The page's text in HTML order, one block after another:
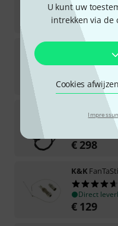
U kunt uw
intrekken via de
Cookies afwijzen
Direct
€49
In 1–2
€139
Trinity
Direct
€ 298
K&K
Direct
€ 129